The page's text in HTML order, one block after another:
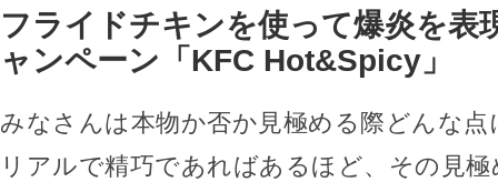
フライドチキンを使って爆炎を表
ャンペーン「KFC Hot&Spicy」
みなさんは本物か否か見極める際どんな
リアルで精巧であればあるほど、その見